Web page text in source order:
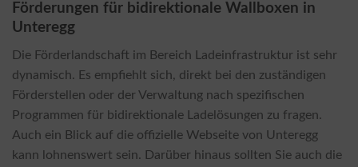
Förderungen für bidirektionale Wallboxen in
Unteregg
Die Förderlandschaft im Bereich Ladeinfrastruktur ist sehr
dynamisch. Es empfiehlt sich, direkt bei den zuständigen
Förderstellen oder der Verwaltung nach spezifischen
Programmen für bidirektionale Ladelösungen zu fragen.
Auch ein Blick auf die offizielle Webseite von Unteregg
kann lohnenswert sein. Darüber hinaus sollten Sie auch die